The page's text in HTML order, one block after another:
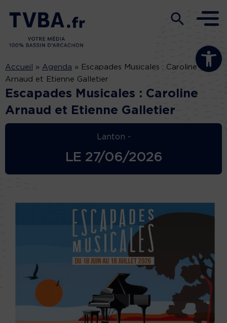
Ouvrir la
Accueil » Agenda » Escapades Musicales : Caroline
Arnaud et Etienne Galletier
Escapades Musicales : Caroline
Arnaud et Etienne Galletier
Lanton -
LE 27/06/2026